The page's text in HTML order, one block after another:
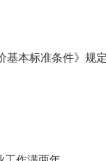
标准条件》规